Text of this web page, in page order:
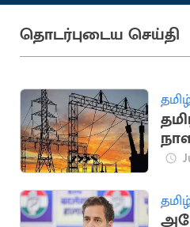
தொடர்புடைய செய்தி